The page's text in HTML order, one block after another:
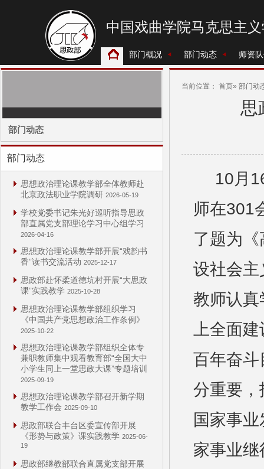
中国戏曲学院马克思主
部门概况 部门动态 师资
部门动态
部门动态
思想政治理论课教学部全体教师赴
北京政法职业学院调研 2026-05-19
学校党委书记朱光好巡听指导思政
部直属党支部理论学习中心组学习
2026-04-16
思想政治理论课教学部开展“戏韵书
香”读书交流活动 2025-12-17
思政部赴怀柔道德坑村开展“大思政
课”实践教学 2025-10-28
思想政治理论课教学部组织学习
《中国共产党思想政治工作条例》
2025-10-22
思想政治理论课教学部组织全体专
兼职教师集中观看教育部“全国大中
小学生同上一堂思政大课”专题培训
2025-09-19
思想政治理论课教学部召开新学期
教学工作会 2025-09-10
思政部联合丰台区委宣传部开展
《形势与政策》课实践教学 2025-06-
19
思政部继教部联合直属党支部开展
当前位置： 首页» 部门动
思
10月
师在301
了题为
设社会
教师认
上全面
百年奋
分重要
国家事
家事业